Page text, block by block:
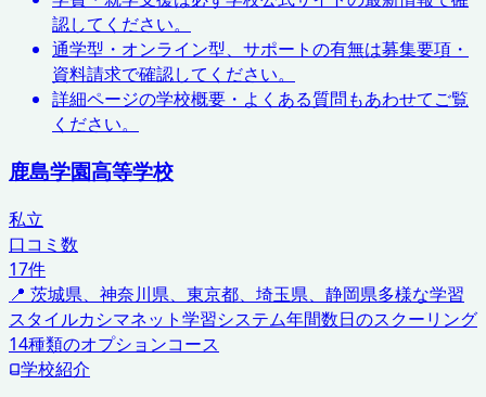
認してください。
通学型・オンライン型、サポートの有無は募集要項・
資料請求で確認してください。
詳細ページの学校概要・よくある質問もあわせてご覧
ください。
鹿島学園高等学校
私立
口コミ数
17件
📍 茨城県、神奈川県、東京都、埼玉県、静岡県多様な学習
スタイルカシマネット学習システム年間数日のスクーリング
14種類のオプションコース
学校紹介